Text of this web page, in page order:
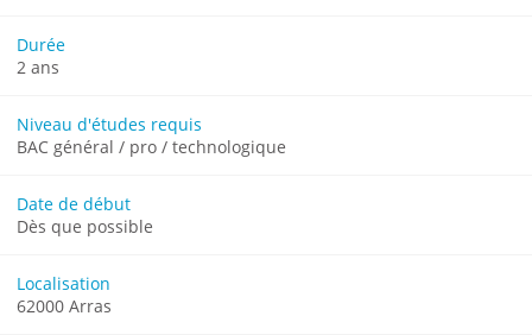
Durée
2 ans
Niveau d'études requis
BAC général / pro / technologique
Date de début
Dès que possible
Localisation
62000 Arras